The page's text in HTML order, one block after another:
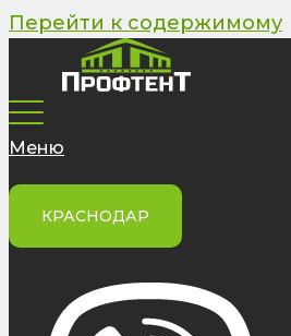
Перейти к содержимому
Меню
КРАСНОДАР